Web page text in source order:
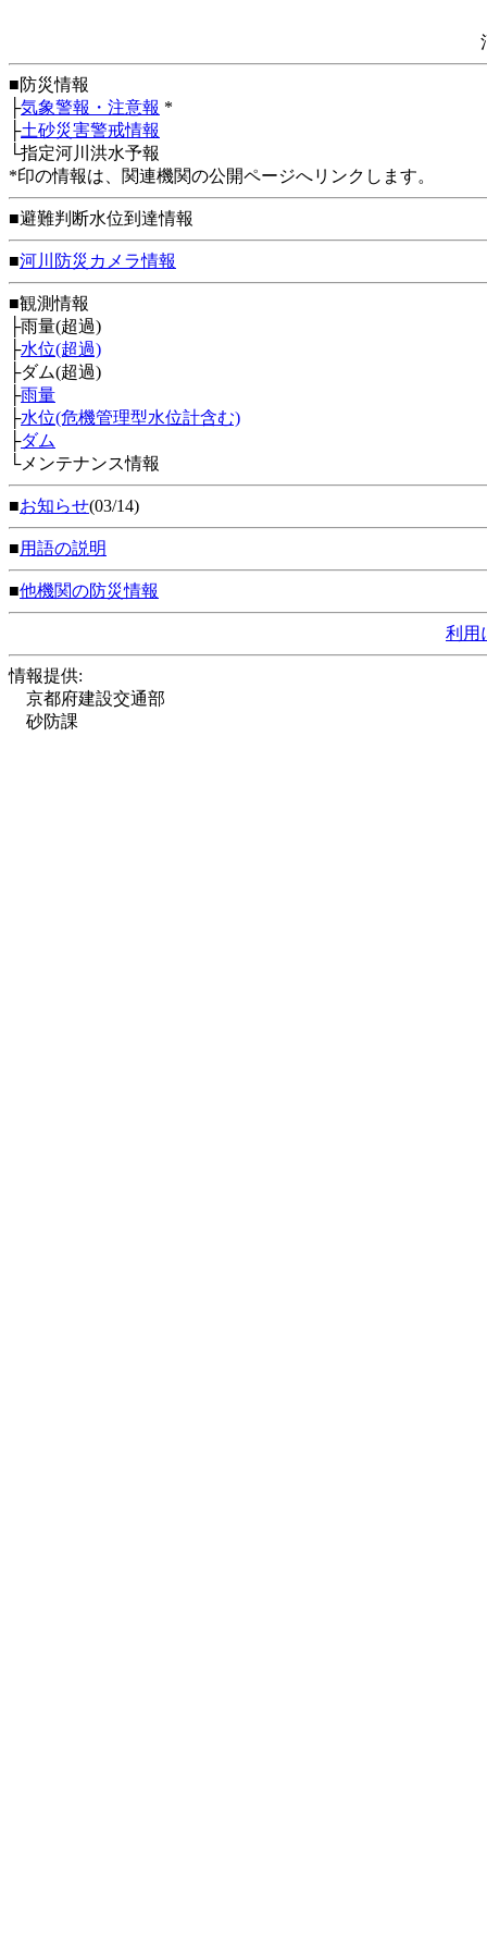
■防災情報
├気象警報・注意報 *
├土砂災害警戒情報
└指定河川洪水予報
*印の情報は、関連機関の公開ページへリンクします。
■避難判断水位到達情報
■河川防災カメラ情報
■観測情報
├雨量(超過)
├水位(超過)
├ダム(超過)
├雨量
├水位(危機管理型水位計含む)
├ダム
└メンテナンス情報
■お知らせ(03/14)
■用語の説明
■他機関の防災情報
利用
情報提供:
京都府建設交通部
砂防課